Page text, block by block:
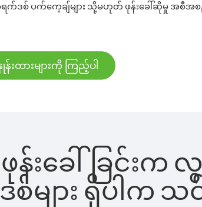
ရက်ဒစ် ပက်ကေ့ချ်များ သို့မဟုတ် ဖုန်းခေါ်ဆိုမှု အစီ
ထားများကို ကြည့်ပါ
ဖုန်းခေါ်ခြင်
စ်များ ရှိပါက